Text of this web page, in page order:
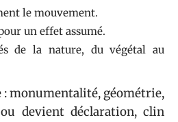
le mouvement.
un effet assumé.
de la nature, du végétal au
: monumentalité, géométrie,
devient déclaration, clin